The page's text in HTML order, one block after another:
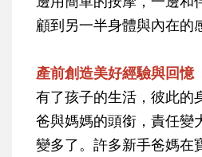
顧到另一半身體與內在的
產前創造美好經驗與回憶
有了孩子的生活，彼此的
爸與媽媽的頭銜，責任變
變多了。許多新手爸媽在